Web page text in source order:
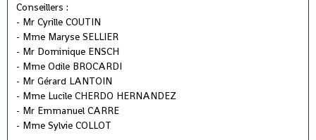
Conseillers :
- Mr Cyrille COUTIN
- Mme Maryse SELLIER
- Mr Dominique ENSCH
- Mme Odile BROCARDI
- Mr Gérard LANTOIN
- Mme Lucile CHERDO HERNANDEZ
- Mr Emmanuel CARRE
- Mme Sylvie COLLOT